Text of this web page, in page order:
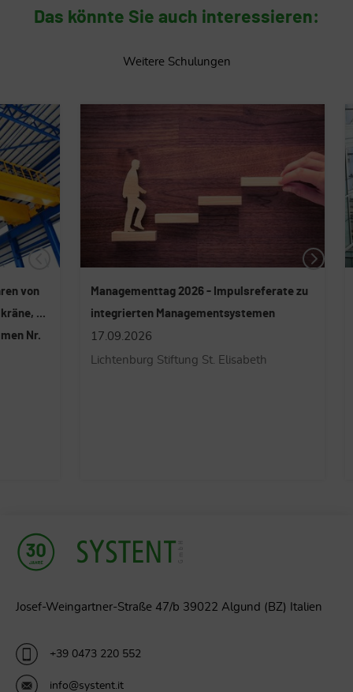
Das könnte Sie auch interessieren:
Weitere Schulungen
Managementtag 2026 - Impulsreferate zu
integrierten Managementsystemen
17.09.2026
Lichtenburg Stiftung St. Elisabeth
Josef-Weingartner-Straße 47/b 39022 Algund (BZ) Italien
+39 0473 220 552
info@systent.it